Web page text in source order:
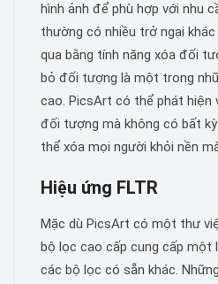
hình ảnh để phù hợp với nhu
thường có nhiều trở ngại
qua bằng tính năng xóa đối
bỏ đối tượng là một trong
cao. PicsArt có thể phát hiện
đối tượng mà không có bất
thể xóa mọi người khỏi nền
Hiệu ứng FLTR
Mặc dù PicsArt có một thư
bộ lọc cao cấp cung cấp một
các bộ lọc có sẵn khác.